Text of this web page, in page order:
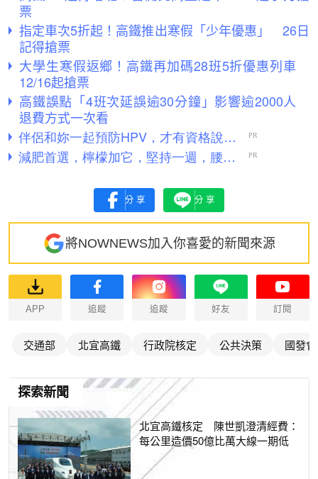
票
指定車次5折起！高鐵推出寒假「少年優惠」 26日
記得搶票
大學生寒假返鄉！高鐵再加碼28班5折優惠列車
12/16起搶票
高鐵誤點「4班次延誤逾30分鐘」影響逾2000人
退費方式一次看
分享 分享
將NOWNEWS加入你喜愛的新聞來源
APP 追蹤 追蹤 好友 訂閱
交通部 北宜高鐵 行政院核定 公共決策 國發會
探索新聞
北宜高鐵核定 陳世凱澄清經費：
每公里造價50億比萬大線一期低